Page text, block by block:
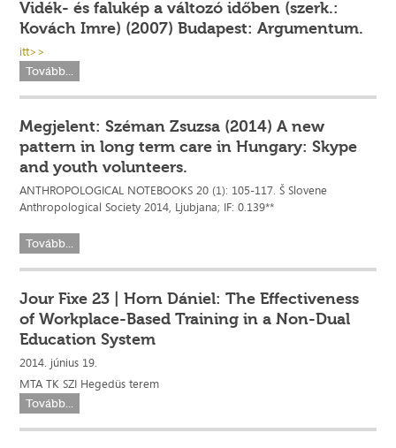
Vidék- és falukép a változó időben (szerk.:
Kovách Imre) (2007) Budapest: Argumentum.
itt>>
Tovább...
Megjelent: Széman Zsuzsa (2014) A new
pattern in long term care in Hungary: Skype
and youth volunteers.
ANTHROPOLOGICAL NOTEBOOKS 20 (1): 105-117. Š Slovene
Anthropological Society 2014, Ljubjana; IF: 0.139**
Tovább...
Jour Fixe 23 | Horn Dániel: The Effectiveness
of Workplace-Based Training in a Non-Dual
Education System
2014. június 19.
MTA TK SZI Hegedüs terem
Tovább...